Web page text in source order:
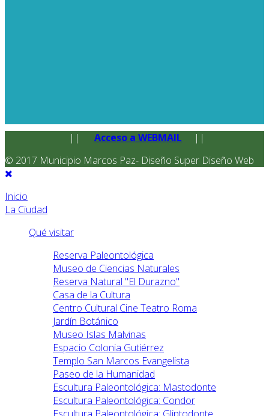
|| Acceso a WEBMAIL
||
© 2017 Municipio Marcos Paz- Diseño Super Diseño Web
Inicio
La Ciudad
Qué visitar
Reserva Paleontológica
Museo de Ciencias Naturales
Reserva Natural "El Durazno"
Casa de la Cultura
Centro Cultural Cine Teatro Roma
Jardín Botánico
Museo Islas Malvinas
Espacio Colonia Gutiérrez
Templo San Marcos Evangelista
Paseo de la Humanidad
Escultura Paleontológica: Mastodonte
Escultura Paleontológica: Condor